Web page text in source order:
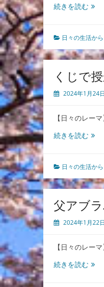
続きを読む神
意
志
が
は
た
ら
く
き
日々の生活から
くじで
2024年1月24日
【日々のレー
続きを読むく
授
か
っ
た
も
の
日々の生活から
父アブ
2024年1月22日
【日々のレー
続きを読む父